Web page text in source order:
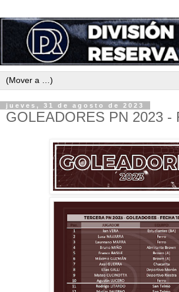
jueves, 31 de agosto de 2023
GOLEADORES PN 2023 -